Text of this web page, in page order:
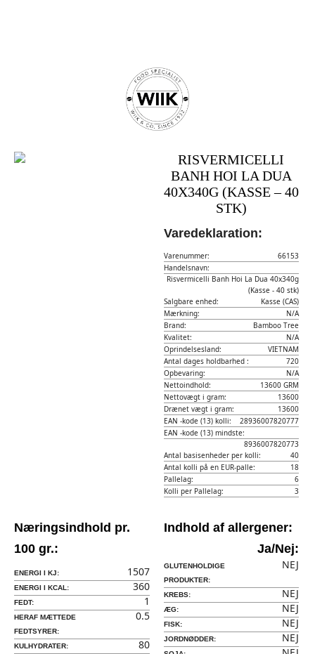
RISVERMICELLI
BANH HOI LA DUA
40X340G (KASSE – 40
STK)
Varedeklaration:
Varenummer:
66153
Handelsnavn:
Risvermicelli Banh Hoi La Dua 40x340g
(Kasse - 40 stk)
Salgbare enhed:
Kasse (CAS)
Mærkning:
N/A
Brand:
Bamboo Tree
Kvalitet:
N/A
Oprindelsesland:
VIETNAM
Antal dages holdbarhed :
720
Opbevaring:
N/A
Nettoindhold:
13600 GRM
Nettovægt i gram:
13600
Drænet vægt i gram:
13600
EAN -kode (13) kolli:
28936007820777
EAN -kode (13) mindste:
8936007820773
Antal basisenheder per kolli:
40
Antal kolli på en EUR-palle:
18
Pallelag:
6
Kolli per Pallelag:
3
Næringsindhold pr.
100 gr.:
ENERGI I KJ: 1507
ENERGI I KCAL: 360
FEDT: 1
HERAF MÆTTEDE
FEDTSYRER:
0.5
KULHYDRATER:
80
Indhold af allergener:
Ja/Nej:
GLUTENHOLDIGE
PRODUKTER:
NEJ
KREBS: NEJ
ÆG: NEJ
FISK: NEJ
JORDNØDDER: NEJ